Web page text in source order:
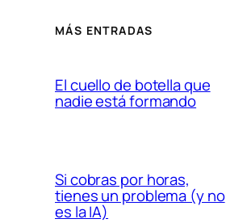
MÁS ENTRADAS
El cuello de botella que
nadie está formando
Si cobras por horas,
tienes un problema (y no
es la IA)